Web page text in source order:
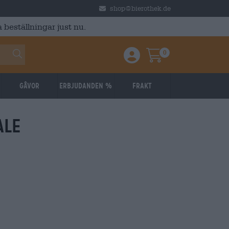
shop@bierothek.de
just nu.
Einloggen / Anmelden
Warenkorb
0
Gåvor Erbjudanden % Frakt